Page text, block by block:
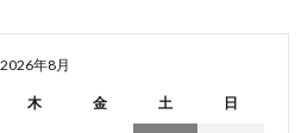
2026年8月
木 金 土 日